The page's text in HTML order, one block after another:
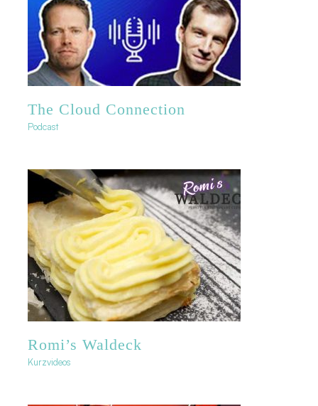
The Cloud Connection
Podcast
Romi’s Waldeck
Kurzvideos